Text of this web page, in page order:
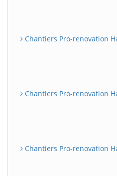
Chantiers Pro-renovation
Chantiers Pro-renovation
Chantiers Pro-renovation